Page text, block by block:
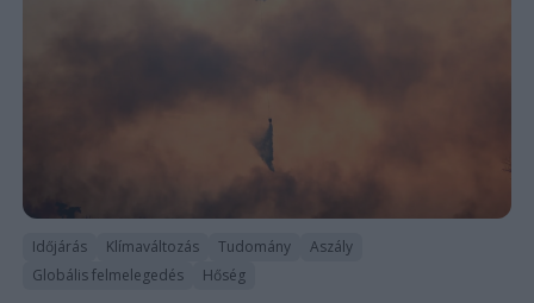
Időjárás Klímaváltozás Tudomány
Aszály
Globális felmelegedés
Hőség